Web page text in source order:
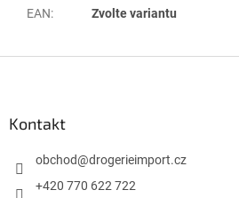
EAN: Zvolte variantu
Kontakt
obchod@drogerieimport.cz
+420 770 622 722